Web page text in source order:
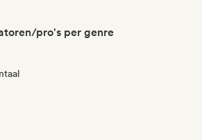
pro's per genre